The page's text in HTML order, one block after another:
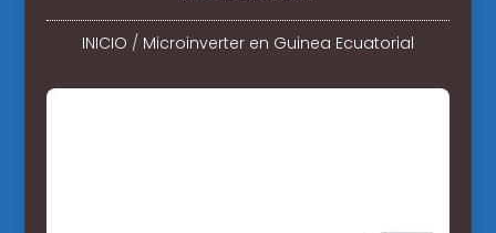
INICIO / Microinverter en Guinea Ecuatorial